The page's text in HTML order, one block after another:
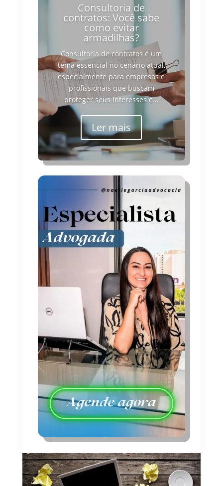
Consultoria de
contratos: Você sabe
como evitar
armadilhas?
Consultoria de contratos é um
tema essencial no cenário atual,
especialmente para empresas e
profissionais que buscam
proteger seus interesses e…
Ler mais